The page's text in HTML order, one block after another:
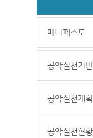
매니페스토
공약실천기반
공약실천계획
공약실천현황